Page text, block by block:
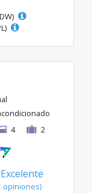
4 2
Excelente
opiniones)